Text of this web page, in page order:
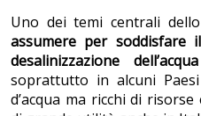
Uno dei temi centrali
assumere per soddisfare
desalinizzazione
soprattutto in alcuni
d’acqua ma ricchi di